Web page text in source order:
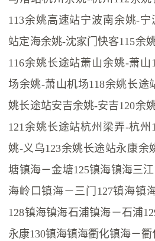
113余姚高速站宁波南余姚-
站定海余姚-沈家门快客115余
116余姚长途站萧山余姚-萧
场余姚-萧山机场118余姚长途
姚长途站安吉余姚-安吉120余
121余姚长途站杭州梁弄-杭
姚-义乌123余姚长途站永康余
塘镇海－金塘125镇海镇海三
海岭口镇海－三门127镇海镇
128镇海镇海石浦镇海－石浦
永康130镇海镇海衢化镇海－衢